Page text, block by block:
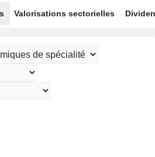
Valorisations sectorielles